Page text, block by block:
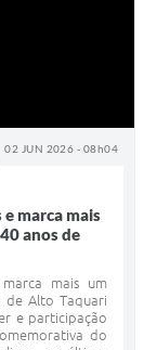
02 JUN 2026 - 08h04
marca mais
anos de
mais um
de Alto Taquari
e participação
do